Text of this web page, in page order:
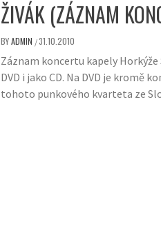
ŽIVÁK (ZÁZNAM
BYADMIN /31.10.2010
Záznam koncertu kapely Horkýže
DVD i jako CD. Na DVD je kromě
tohoto punkového kvarteta ze